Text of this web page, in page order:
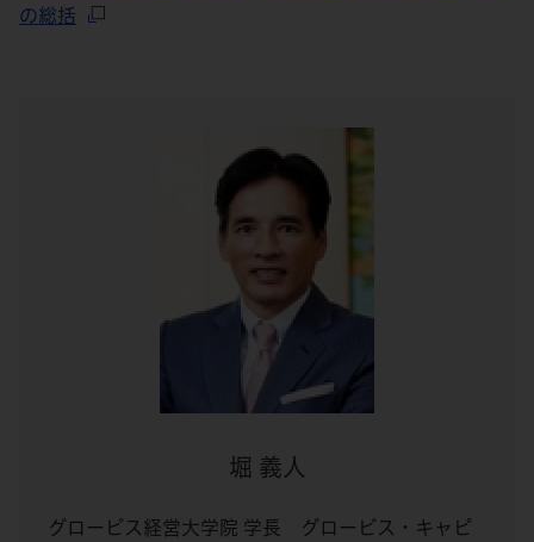
の総括
堀 義人
グロービス経営大学院 学長 グロービス・キャピ